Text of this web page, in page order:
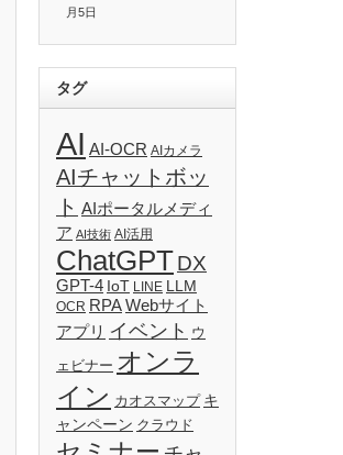
月5日
タグ
AI AI-OCR AIカメラ
AIチャットボッ
ト AIポータルメディ
ア AI技術 AI活用
ChatGPTDX
GPT-4 IoT LINE LLM
OCR RPAWebサイト
アプリ イベント ウ
ェビナー オンラ
イン カオスマップ キ
ャンペーン クラウド